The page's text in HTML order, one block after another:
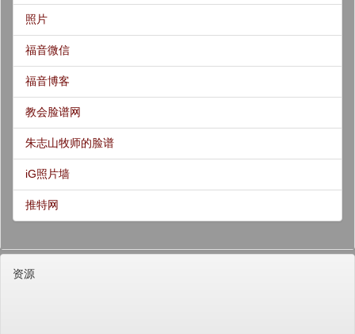
照片
福音微信
福音博客
教会脸谱网
朱志山牧师的脸谱
iG照片墙
推特网
资源